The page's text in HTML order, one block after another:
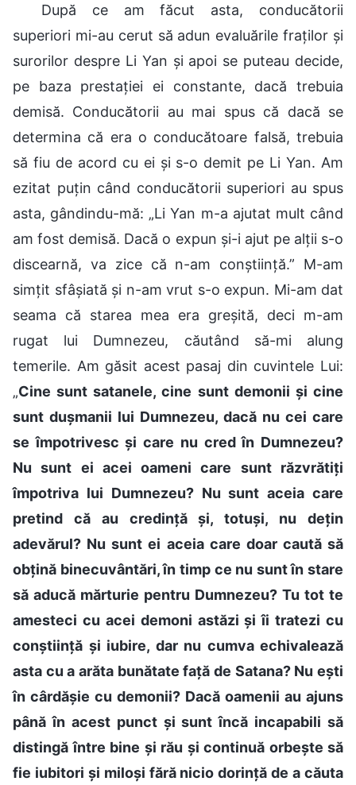
După ce am făcut asta, conducătorii
superiori mi-au cerut să adun evaluările fraților și
surorilor despre Li Yan și apoi se puteau decide,
pe baza prestației ei constante, dacă trebuia
demisă. Conducătorii au mai spus că dacă se
determina că era o conducătoare falsă, trebuia
să fiu de acord cu ei și s-o demit pe Li Yan. Am
ezitat puțin când conducătorii superiori au spus
asta, gândindu-mă: „Li Yan m-a ajutat mult când
am fost demisă. Dacă o expun și-i ajut pe alții s-o
discearnă, va zice că n-am conștiință.” M-am
simțit sfâșiată și n-am vrut s-o expun. Mi-am dat
seama că starea mea era greșită, deci m-am
rugat lui Dumnezeu, căutând să-mi alung
temerile. Am găsit acest pasaj din cuvintele Lui:
„Cine sunt satanele, cine sunt demonii și cine
sunt dușmanii lui Dumnezeu, dacă nu cei care
se împotrivesc și care nu cred în Dumnezeu?
Nu sunt ei acei oameni care sunt răzvrătiți
împotriva lui Dumnezeu? Nu sunt aceia care
pretind că au credință și, totuși, nu dețin
adevărul? Nu sunt ei aceia care doar caută să
obțină binecuvântări, în timp ce nu sunt în stare
să aducă mărturie pentru Dumnezeu? Tu tot te
amesteci cu acei demoni astăzi și îi tratezi cu
conștiință și iubire, dar nu cumva echivalează
asta cu a arăta bunătate față de Satana? Nu ești
în cârdășie cu demonii? Dacă oamenii au ajuns
până în acest punct și sunt încă incapabili să
distingă între bine și rău și continuă orbește să
fie iubitori și miloși fără nicio dorință de a căuta